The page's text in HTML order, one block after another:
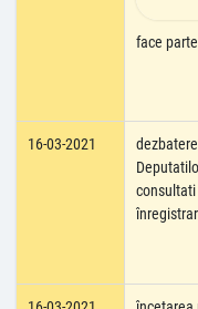
face
16-03-2021
consultati